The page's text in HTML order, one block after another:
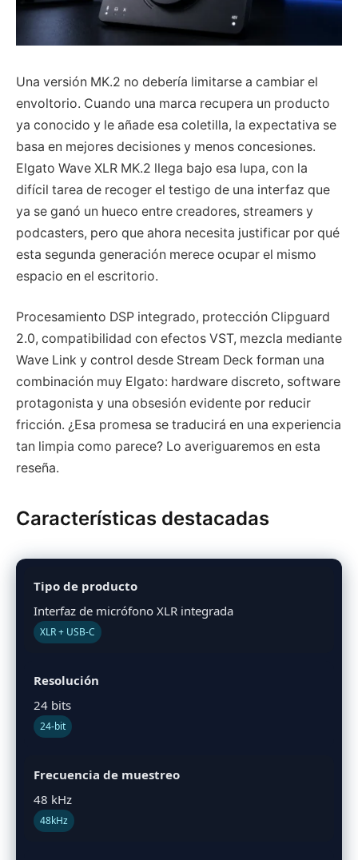
Una versión MK.2 no debería limitarse a cambiar el
envoltorio. Cuando una marca recupera un producto
ya conocido y le añade esa coletilla, la expectativa se
basa en mejores decisiones y menos concesiones.
Elgato Wave XLR MK.2 llega bajo esa lupa, con la
difícil tarea de recoger el testigo de una interfaz que
ya se ganó un hueco entre creadores, streamers y
podcasters, pero que ahora necesita justificar por qué
esta segunda generación merece ocupar el mismo
espacio en el escritorio.
Procesamiento DSP integrado, protección Clipguard
2.0, compatibilidad con efectos VST, mezcla mediante
Wave Link y control desde Stream Deck forman una
combinación muy Elgato: hardware discreto, software
protagonista y una obsesión evidente por reducir
fricción. ¿Esa promesa se traducirá en una experiencia
tan limpia como parece? Lo averiguaremos en esta
reseña.
Características destacadas
Tipo de producto
Interfaz de micrófono XLR integrada
XLR + USB-C
Resolución
24 bits
24-bit
Frecuencia de muestreo
48 kHz
48kHz